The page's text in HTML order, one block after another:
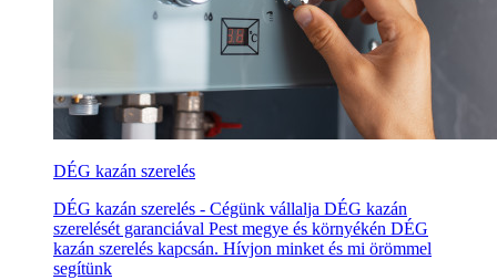
DÉG kazán szerelés
DÉG kazán szerelés - Cégünk vállalja DÉG kazán
szerelését garanciával Pest megye és környékén DÉG
kazán szerelés kapcsán. Hívjon minket és mi örömmel
segítünk